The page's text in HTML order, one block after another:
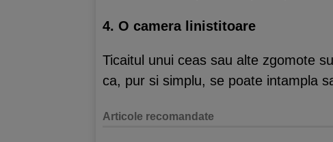
4. O camera linistitoare
Ticaitul unui ceas sau alte zgomote
ca, pur si simplu, se poate intampla
Articole recomandate